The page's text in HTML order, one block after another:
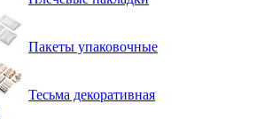
Пакеты упаковочные
Тесьма декоративная